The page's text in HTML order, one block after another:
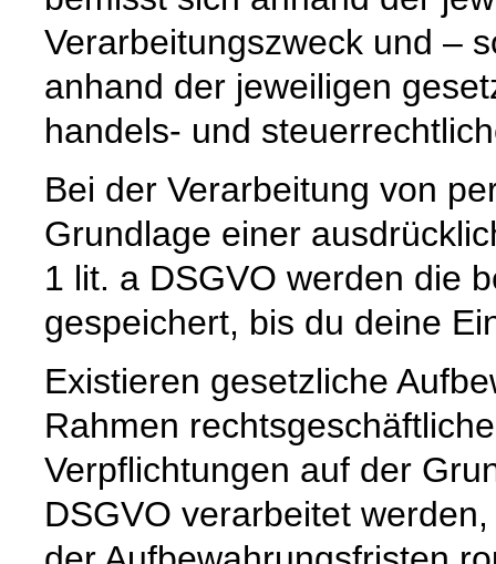
Verarbeitungszweck und –
anhand der jeweiligen
handels- und
Bei der Verarbeitung von
Grundlage einer
1 lit. a DSGVO werden die
gespeichert, bis du deine
Existieren gesetzliche
Rahmen
Verpflichtungen auf der
DSGVO verarbeitet